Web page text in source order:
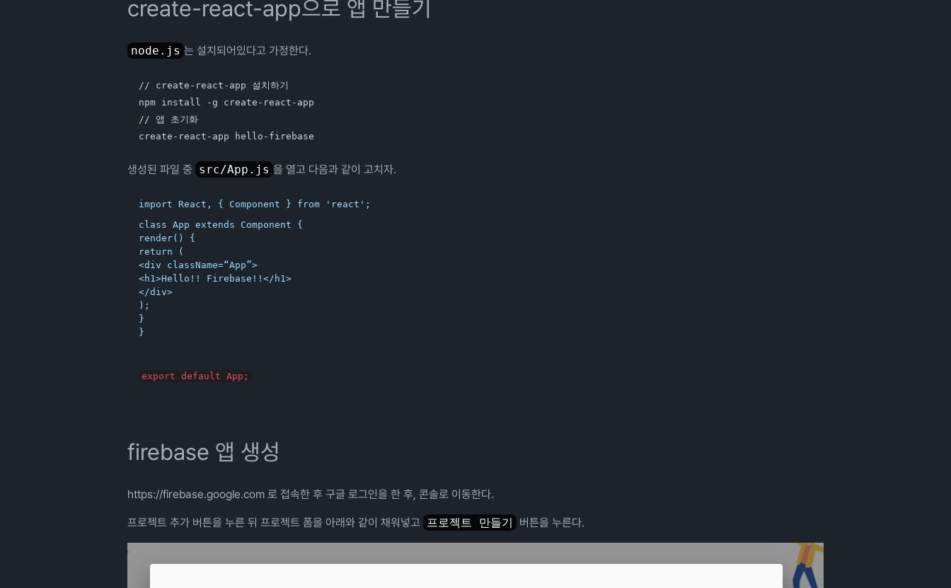
create-react-app으로 앱 만들기
node.js 는 설치되어있다고 가정한다.
// create-react-app 설치하기
npm install -g create-react-app
// 앱 초기화
생성된 파일 중 src/App.js 을 열고 다음과 같이 고치자.
class App extends Component {
render() {
return (
<div className=“App”>
<h1>Hello!! Firebase!!</h1>
</div>
);
}
}
firebase 앱 생성
https://firebase.google.com 로 접속한 후 구글 로그인을 한 후, 콘솔로 이동한다.
프로젝트 추가 버튼을 누른 뒤 프로젝트 폼을 아래와 같이 채워넣고 프로젝트 만들기 버튼을 누른다.